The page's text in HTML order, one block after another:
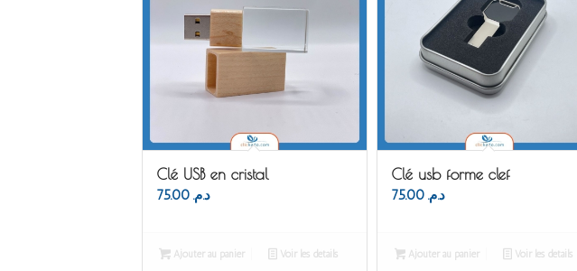
Clé USB en cristal
د.م. 75.00
Ajouter au panier Voir les détails
Clé usb forme clef
د.م. 75.00
Ajouter au panier Voir les détails